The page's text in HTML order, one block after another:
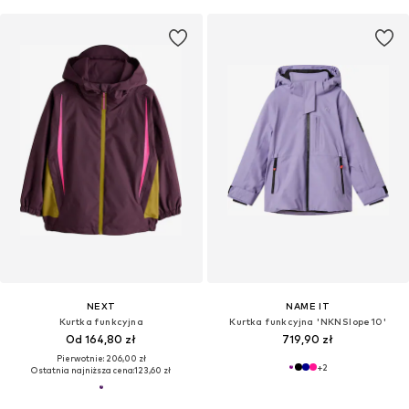
NEXT
Kurtka funkcyjna
Od 164,80 zł
Pierwotnie: 206,00 zł
Ostatnia najniższa cena:123,60 zł
NAME IT
Kurtka funkcyjna 'NKNSlope10'
719,90 zł
+2